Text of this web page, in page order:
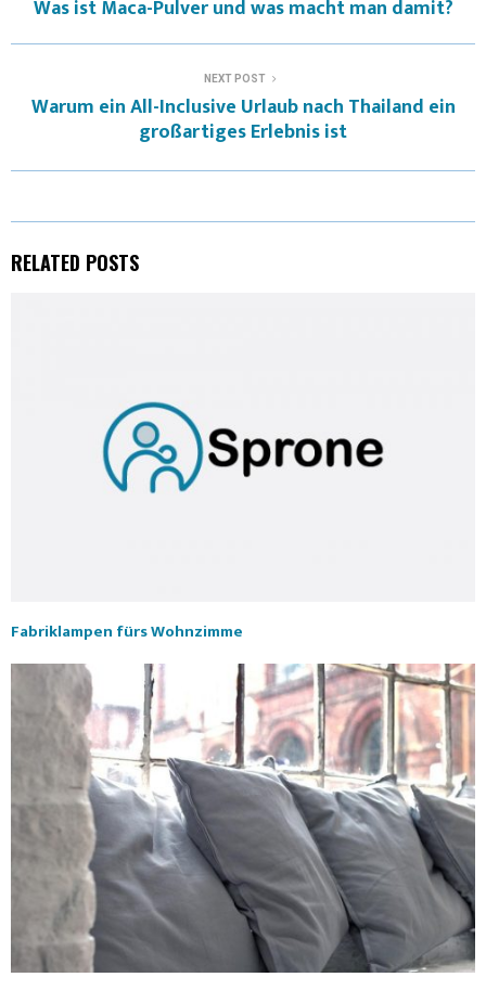
W
I
E
E
B
O
K
T
E
E
S
K
E
N
I
L
Was ist Maca-Pulver und was macht man damit?
NEXT POST
Warum ein All-Inclusive Urlaub nach Thailand ein
großartiges Erlebnis ist
RELATED POSTS
Fabriklampen fürs Wohnzimme